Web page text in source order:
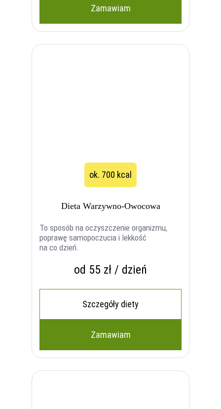
Zamawiam
ok. 700 kcal
Dieta Warzywno-Owocowa
To sposób na oczyszczenie organizmu,
poprawę samopoczucia i lekkość
na co dzień.
od 55 zł / dzień
Szczegóły diety
Zamawiam